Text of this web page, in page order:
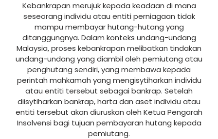
Kebankrapan merujuk kepada keadaan di mana
seseorang individu atau entiti perniagaan tidak
mampu membayar hutang-hutang yang
ditanggungnya. Dalam konteks undang-undang
Malaysia, proses kebankrapan melibatkan tindakan
undang-undang yang diambil oleh pemiutang atau
penghutang sendiri, yang membawa kepada
perintah mahkamah yang mengisytiharkan individu
atau entiti tersebut sebagai bankrap. Setelah
diisytiharkan bankrap, harta dan aset individu atau
entiti tersebut akan diuruskan oleh Ketua Pengarah
Insolvensi bagi tujuan pembayaran hutang kepada
pemiutang.